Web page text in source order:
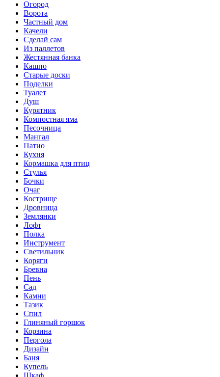
Огород
Ворота
Частный дом
Качели
Сделай сам
Из паллетов
Жестянная банка
Кашпо
Старые доски
Поделки
Туалет
Душ
Курятник
Компостная яма
Песочница
Мангал
Патио
Кухня
Кормашка для птиц
Стулья
Бочки
Очаг
Кострище
Дровница
Землянки
Лофт
Полка
Инструмент
Светильник
Коряги
Бревна
Пень
Сад
Камни
Тазик
Спил
Глиняный горшок
Корзина
Пергола
Дизайн
Баня
Купель